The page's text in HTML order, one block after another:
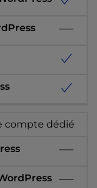
compte dédié